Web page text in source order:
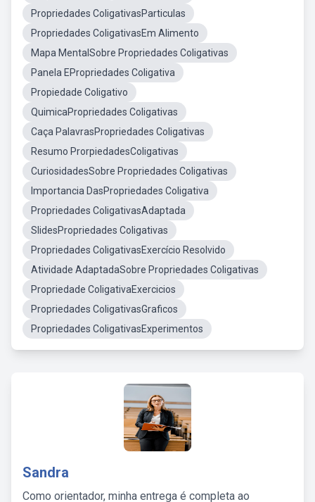
Propriedades ColigativasParticulas
Propriedades ColigativasEm Alimento
Mapa MentalSobre Propriedades Coligativas
Panela EPropriedades Coligativa
Propiedade Coligativo
QuimicaPropriedades Coligativas
Caça PalavrasPropriedades Coligativas
Resumo ProrpiedadesColigativas
CuriosidadesSobre Propriedades Coligativas
Importancia DasPropriedades Coligativa
Propriedades ColigativasAdaptada
SlidesPropriedades Coligativas
Propriedades ColigativasExercício Resolvido
Atividade AdaptadaSobre Propriedades Coligativas
Propriedade ColigativaExercicios
Propriedades ColigativasGraficos
Propriedades ColigativasExperimentos
Sandra
Como orientador, minha entrega é completa ao